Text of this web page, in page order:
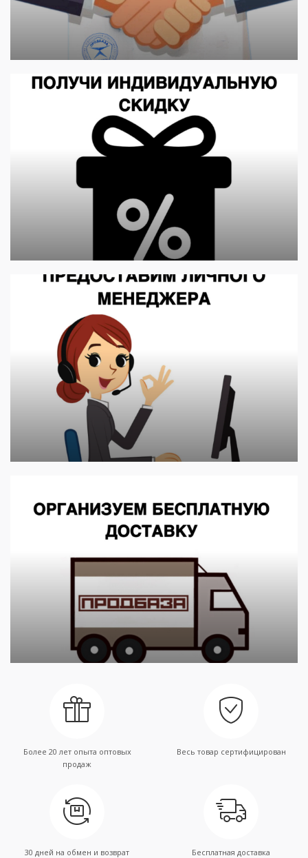
Более 20 лет опыта оптовых
продаж
Весь товар сертифицирован
30 дней на обмен и возврат Бесплатная доставка